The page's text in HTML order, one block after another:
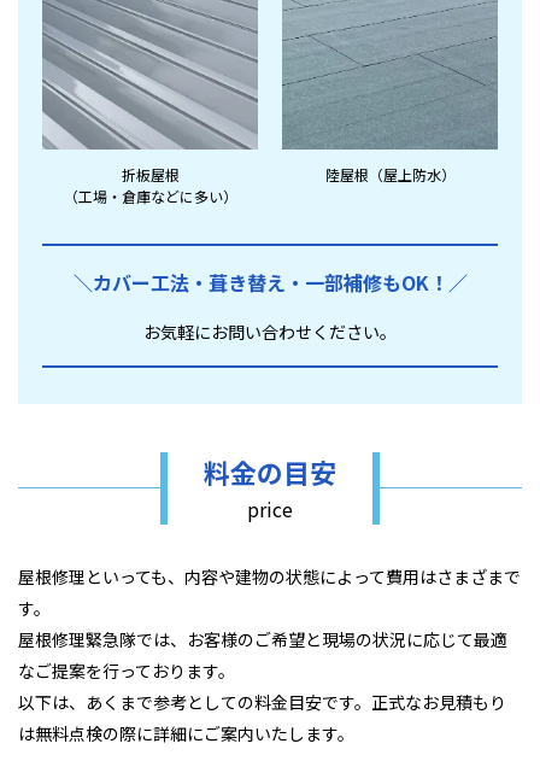
折板屋根
（工場・倉庫などに多い）
陸屋根（屋上防水）
＼カバー工法・葺き替え・ 一部補修もOK！／
お気軽にお問い合わせください。
料金の目安
price
屋根修理といっても、内容や建物の状態によって費用はさまざまで
す。
屋根修理緊急隊では、お客様のご希望と現場の状況に応じて最適
なご提案を行っております。
以下は、あくまで参考としての料金目安です。正式なお見積もり
は無料点検の際に詳細にご案内いたします。